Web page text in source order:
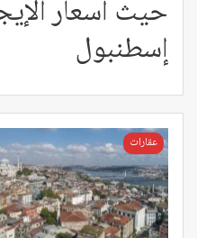
حيث أسعار
إسطنبول
عقارات